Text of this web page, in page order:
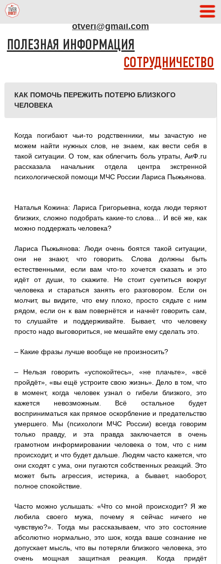
otveri@gmail.com
ПОЛЕЗНАЯ ИНФОРМАЦИЯ
СОТРУДНИЧЕСТВО
КАК ПОМОЧЬ ПЕРЕЖИТЬ ПОТЕРЮ БЛИЗКОГО
ЧЕЛОВЕКА
Когда погибают чьи-то родственники, мы зачастую не
можем найти нужных слов, не знаем, как вести себя в
такой ситуации. О том, как облегчить боль утраты, АиФ.ru
рассказала начальник отдела центра экстренной
психологической помощи МЧС России Лариса Пыжьянова.
Наталья Кожина: Лариса Григорьевна, когда люди теряют
близких, сложно подобрать какие-то слова… И всё же, как
можно поддержать человека?
Лариса Пыжьянова: Люди очень боятся такой ситуации,
они не знают, что говорить. Слова должны быть
естественными, если вам что-то хочется сказать и это
идёт от души, то скажите. Не стоит суетиться вокруг
человека и стараться занять его разговором. Если он
молчит, вы видите, что ему плохо, просто сядьте с ним
рядом, если он к вам повернётся и начнёт говорить сам,
то слушайте и поддерживайте. Бывает, что человеку
просто надо выговориться, не мешайте ему сделать это.
– Какие фразы лучше вообще не произносить?
– Нельзя говорить «успокойтесь», «не плачьте», «всё
пройдёт», «вы ещё устроите свою жизнь». Дело в том, что
в момент, когда человек узнал о гибели близкого, это
кажется невозможным. Всё остальное будет
восприниматься как прямое оскорбление и предательство
умершего. Мы (психологи МЧС России) всегда говорим
только правду, и эта правда заключается в очень
грамотном информировании человека о том, что с ним
происходит, и что будет дальше. Людям часто кажется, что
они сходят с ума, они пугаются собственных реакций. Это
может быть агрессия, истерика, а бывает, наоборот,
полное спокойствие.
Часто можно услышать: «Что со мной происходит? Я же
любила своего мужа, почему я сейчас ничего не
чувствую?». Тогда мы рассказываем, что это состояние
абсолютно нормально, это шок, когда ваше сознание не
допускает мысль, что вы потеряли близкого человека, это
очень мощная защитная реакция. Когда придёт